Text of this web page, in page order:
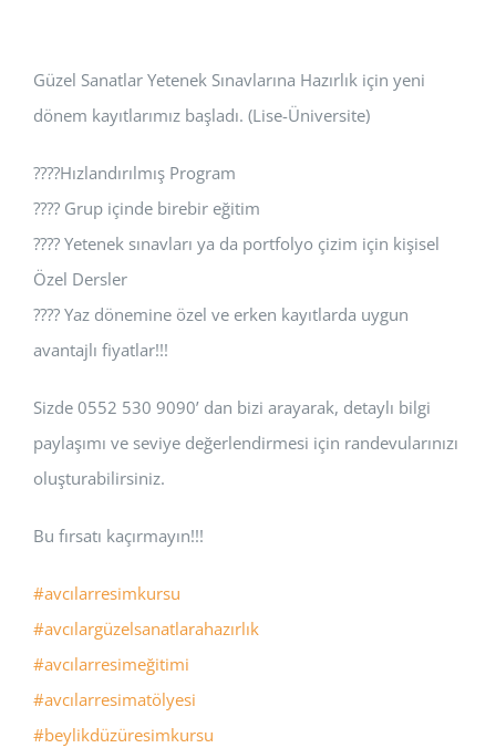
Güzel Sanatlar Yetenek Sınavlarına Hazırlık için yeni
dönem kayıtlarımız başladı. (Lise-Üniversite)
????Hızlandırılmış Program
???? Grup içinde birebir eğitim
???? Yetenek sınavları ya da portfolyo çizim için kişisel
Özel Dersler
???? Yaz dönemine özel ve erken kayıtlarda uygun
avantajlı fiyatlar!!!
Sizde 0552 530 9090’ dan bizi arayarak, detaylı bilgi
paylaşımı ve seviye değerlendirmesi için randevularınızı
oluşturabilirsiniz.
Bu fırsatı kaçırmayın!!!
#avcılarresimkursu
#avcılargüzelsanatlarahazırlık
#avcılarresimeğitimi
#avcılarresimatölyesi
#beylikdüzüresimkursu